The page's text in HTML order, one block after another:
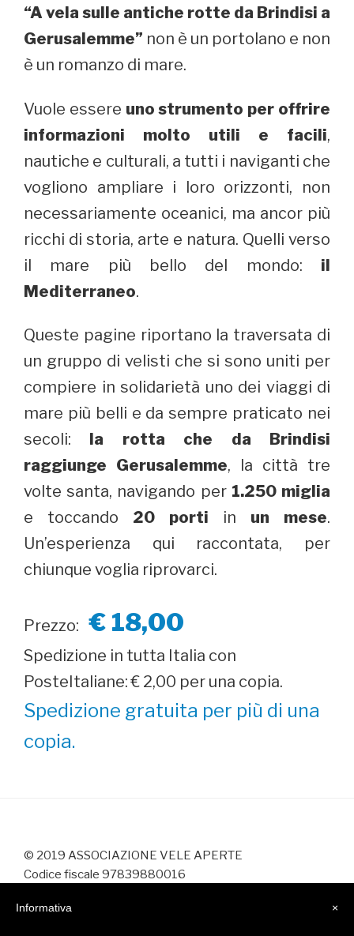
Gerusalemme
quantità
“A vela sulle antiche rotte da Brindisi a
Gerusalemme” non è un portolano e non
è un romanzo di mare.
Vuole essere uno strumento per offrire
informazioni molto utili e facili,
nautiche e culturali, a tutti i naviganti che
vogliono ampliare i loro orizzonti, non
necessariamente oceanici, ma ancor più
ricchi di storia, arte e natura. Quelli verso
il mare più bello del mondo: il
Mediterraneo.
Queste pagine riportano la traversata di
un gruppo di velisti che si sono uniti per
compiere in solidarietà uno dei viaggi di
mare più belli e da sempre praticato nei
secoli: la rotta che da Brindisi
raggiunge Gerusalemme, la città tre
volte santa, navigando per 1.250 miglia
e toccando 20 porti in un mese.
Un’esperienza qui raccontata, per
chiunque voglia riprovarci.
Prezzo: € 18,00
Spedizione in tutta Italia con
PosteItaliane: € 2,00 per una copia.
Spedizione gratuita per più di una
copia.
© 2019 ASSOCIAZIONE VELE APERTE
Codice fiscale 97839880016
Made by
×
Informativa